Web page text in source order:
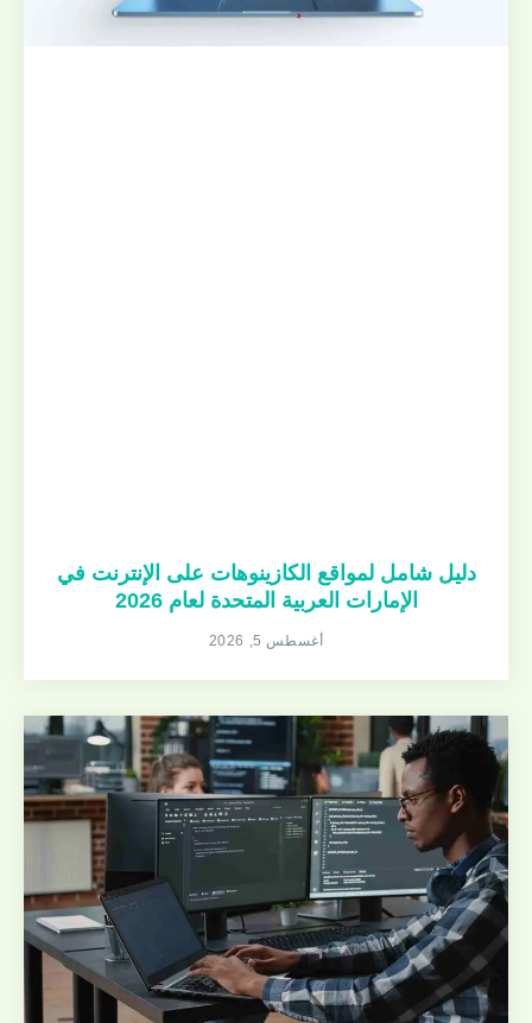
دليل شامل لمواقع الكازينوهات على الإنترنت في
الإمارات العربية المتحدة لعام 2026
أغسطس 5, 2026